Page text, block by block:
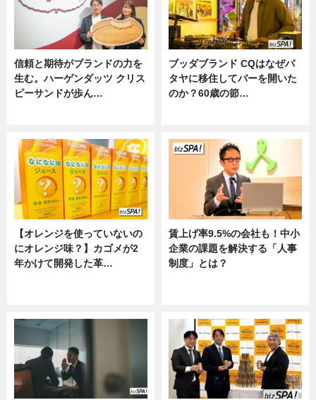
信頼と期待がブランドの力を
生む。ハーゲンダッツ クリス
ピーサンドが歩ん…
ブッダブランド CQはなぜパ
タヤに移住してバーを開いた
のか？60歳の節…
【オレンジを使っていないの
にオレンジ味？】カゴメが2
年かけて開発した革…
賃上げ率9.5%の会社も！中小
企業の課題を解決する「人事
制度」とは？